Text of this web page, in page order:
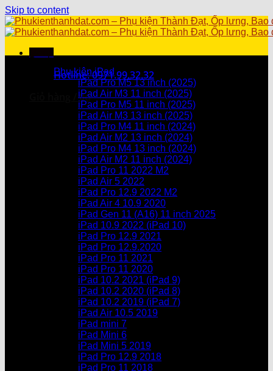
Skip to content
Hotline: 0971.99.32.32
Giỏ hàng /0₫
Chưa có sản phẩm trong giỏ hàng.
Chưa có sản phẩm trong giỏ hàng.
Danh mục sản phẩm
Phụ kiện iPad
iPad Pro M5 13 inch (2025)
iPad Air M3 11 inch (2025)
iPad Pro M5 11 inch (2025)
iPad Air M3 13 inch (2025)
iPad Pro M4 11 inch (2024)
iPad Air M2 13 inch (2024)
iPad Pro M4 13 inch (2024)
iPad Air M2 11 inch (2024)
iPad Pro 11 2022 M2
iPad Air 5 2022
iPad Pro 12.9 2022 M2
iPad Air 4 10.9 2020
iPad Gen 11 (A16) 11 inch 2025
iPad 10.9 2022 (iPad 10)
iPad Pro 12.9 2021
iPad Pro 12.9.2020
iPad Pro 11 2021
iPad Pro 11 2020
iPad 10.2 2021 (iPad 9)
iPad 10.2 2020 (iPad 8)
iPad 10.2 2019 (iPad 7)
iPad Air 10.5 2019
iPad mini 7
iPad Mini 6
iPad Mini 5 2019
iPad Pro 12.9 2018
iPad Pro 11 2018